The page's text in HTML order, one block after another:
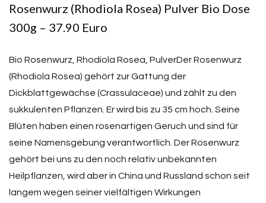
Rosenwurz (Rhodiola Rosea) Pulver Bio Dose
300g – 37.90 Euro
Bio Rosenwurz, Rhodiola Rosea, PulverDer Rosenwurz
(Rhodiola Rosea) gehört zur Gattung der
Dickblattgewächse (Crassulaceae) und zählt zu den
sukkulenten Pflanzen. Er wird bis zu 35 cm hoch. Seine
Blüten haben einen rosenartigen Geruch und sind für
seine Namensgebung verantwortlich. Der Rosenwurz
gehört bei uns zu den noch relativ unbekannten
Heilpflanzen, wird aber in China und Russland schon seit
langem wegen seiner vielfältigen Wirkungen